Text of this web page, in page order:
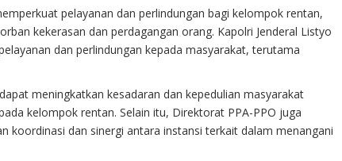
pelayanan dan perlindungan bagi kelompok rentan,
kekerasan dan perdagangan orang. Kapolri Jenderal Listyo
dan perlindungan kepada masyarakat, terutama
meningkatkan kesadaran dan kepedulian masyarakat
kelompok rentan. Selain itu, Direktorat PPA-PPO juga
koordinasi dan sinergi antara instansi terkait dalam menangani